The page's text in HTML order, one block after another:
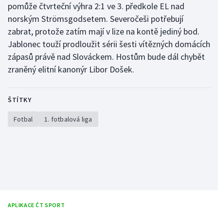
pomůže čtvrteční výhra 2:1 ve 3. předkole EL nad
norským Strömsgodsetem. Severočeši potřebují
zabrat, protože zatím mají v lize na kontě jediný bod.
Jablonec touží prodloužit sérii šesti vítězných domácích
zápasů právě nad Slováckem. Hostům bude dál chybět
zraněný elitní kanonýr Libor Došek.
ŠTÍTKY
Fotbal 1. fotbalová liga
APLIKACE ČT SPORT